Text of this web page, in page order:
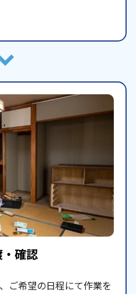
確認
ご希望の日程にて作業を